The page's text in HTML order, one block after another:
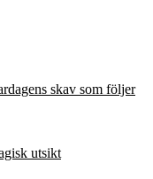
skav som följer
utsikt